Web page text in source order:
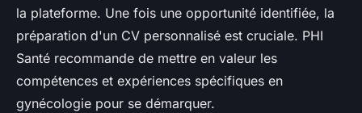
la plateforme. Une fois une opportunité identifiée, la
préparation d'un CV personnalisé est cruciale. PHI
Santé recommande de mettre en valeur les
compétences et expériences spécifiques en
gynécologie pour se démarquer.